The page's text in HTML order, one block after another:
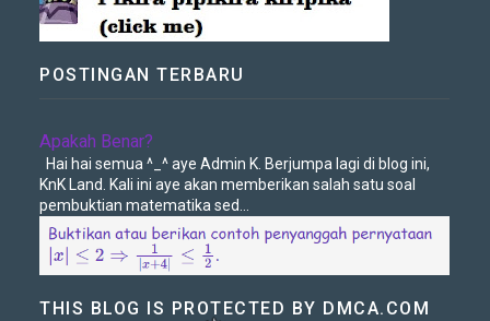
POSTINGAN TERBARU
Apakah Benar?
Hai hai semua ^_^ aye Admin K. Berjumpa lagi di blog ini,
KnK Land. Kali ini aye akan memberikan salah satu soal
pembuktian matematika sed...
THIS BLOG IS PROTECTED BY DMCA.COM